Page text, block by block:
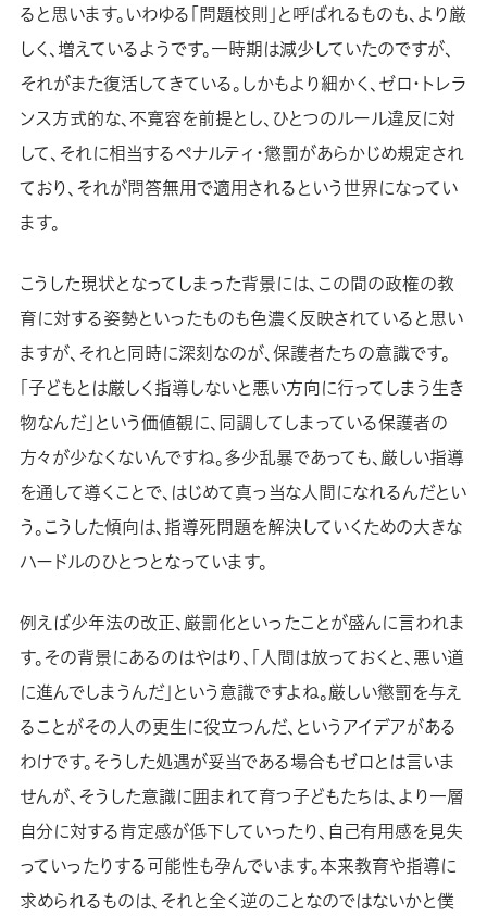
ると思います。いわゆる「問題校則」と呼ばれるものも、より厳
しく、増えているようです。一時期は減少していたのですが、
それがまた復活してきている。しかもより細かく、ゼロ・トレラ
ンス方式的な、不寛容を前提とし、ひとつのルール違反に対
して、それに相当するペナルティ・懲罰があらかじめ規定され
ており、それが問答無用で適用されるという世界になってい
ます。
こうした現状となってしまった背景には、この間の政権の教
育に対する姿勢といったものも色濃く反映されていると思い
ますが、それと同時に深刻なのが、保護者たちの意識です。
「子どもとは厳しく指導しないと悪い方向に行ってしまう生き
物なんだ」という価値観に、同調してしまっている保護者の
方々が少なくないんですね。多少乱暴であっても、厳しい指導
を通して導くことで、はじめて真っ当な人間になれるんだとい
う。こうした傾向は、指導死問題を解決していくための大きな
ハードルのひとつとなっています。
例えば少年法の改正、厳罰化といったことが盛んに言われま
す。その背景にあるのはやはり、「人間は放っておくと、悪い道
に進んでしまうんだ」という意識ですよね。厳しい懲罰を与え
ることがその人の更生に役立つんだ、というアイデアがある
わけです。そうした処遇が妥当である場合もゼロとは言いま
せんが、そうした意識に囲まれて育つ子どもたちは、より一層
自分に対する肯定感が低下していったり、自己有用感を見失
っていったりする可能性も孕んでいます。本来教育や指導に
求められるものは、それと全く逆のことなのではないかと僕